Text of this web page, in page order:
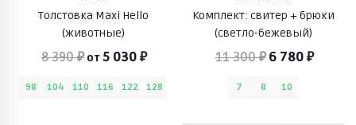
Толстовка Maxi Hello
(животные)
8 390 ₽ от5 030 ₽
98 104 110 116 122 128
Комплект: свитер + брюки
(светло-бежевый)
11 300 ₽ 6 780 ₽
7 8 10